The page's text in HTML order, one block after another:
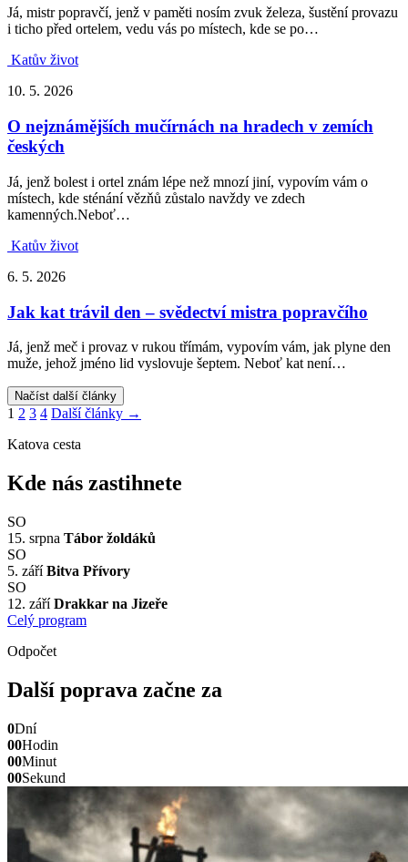
Já, mistr popravčí, jenž v paměti nosím zvuk železa, šustění provazu
i ticho před ortelem, vedu vás po místech, kde se po…
Katův život
10. 5. 2026
O nejznámějších mučírnách na hradech v zemích
českých
Já, jenž bolest i ortel znám lépe než mnozí jiní, vypovím vám o
místech, kde sténání vězňů zůstalo navždy ve zdech
kamenných.Neboť…
Katův život
6. 5. 2026
Jak kat trávil den – svědectví mistra popravčího
Já, jenž meč i provaz v rukou třímám, vypovím vám, jak plyne den
muže, jehož jméno lid vyslovuje šeptem. Neboť kat není…
Načíst další články
1 2 3 4 Další články →
Katova cesta
Kde nás zastihnete
SO
15. srpna Tábor žoldáků
SO
5. září Bitva Přívory
SO
12. září Drakkar na Jizeře
Celý program
Odpočet
Další poprava začne za
0Dní
00Hodin
00Minut
00Sekund